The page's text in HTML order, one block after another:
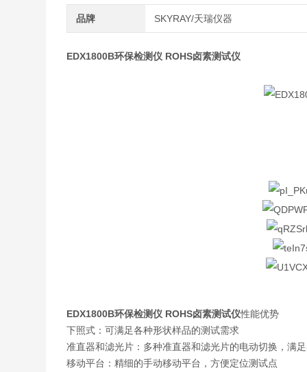
品牌 SKYRAY/天瑞仪器
EDX1800B环保检测仪 ROHS卤素测试仪
EDX1800B环保检测仪 ROHS卤素测试仪性能优势
下照式：可满足各种形状样品的测试需求
准直器和滤光片：多种准直器和滤光片的电动切换，满
移动平台：精细的手动移动平台，方便定位测试点